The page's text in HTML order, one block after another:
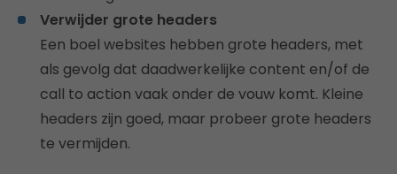
Verwijder grote headers
Een boel websites hebben grote headers, met
als gevolg dat daadwerkelijke content en/of de
call to action vaak onder de vouw komt. Kleine
headers zijn goed, maar probeer grote headers
te vermijden.